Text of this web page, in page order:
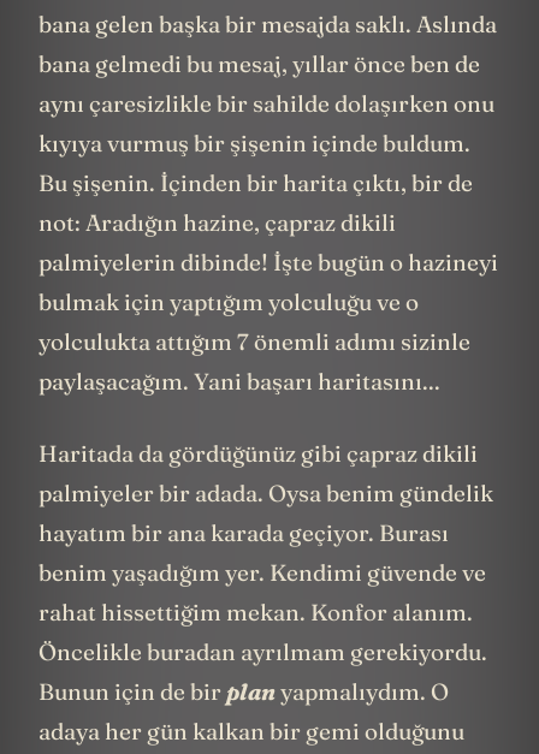
bana gelen başka bir mesajda saklı. Aslında
bana gelmedi bu mesaj, yıllar önce ben de
aynı çaresizlikle bir sahilde dolaşırken onu
kıyıya vurmuş bir şişenin içinde buldum.
Bu şişenin. İçinden bir harita çıktı, bir de
not: Aradığın hazine, çapraz dikili
palmiyelerin dibinde! İşte bugün o hazineyi
bulmak için yaptığım yolculuğu ve o
yolculukta attığım 7 önemli adımı sizinle
paylaşacağım. Yani başarı haritasını...
Haritada da gördüğünüz gibi çapraz dikili
palmiyeler bir adada. Oysa benim gündelik
hayatım bir ana karada geçiyor. Burası
benim yaşadığım yer. Kendimi güvende ve
rahat hissettiğim mekan. Konfor alanım.
Öncelikle buradan ayrılmam gerekiyordu.
Bunun için de bir planyapmalıydım. O
adaya her gün kalkan bir gemi olduğunu